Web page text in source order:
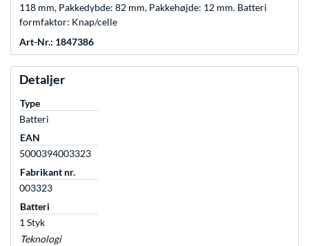
118 mm, Pakkedybde: 82 mm, Pakkehøjde: 12 mm. Batteri
formfaktor: Knap/celle
Art-Nr.: 1847386
Detaljer
Type
Batteri
EAN
5000394003323
Fabrikant nr.
003323
Batteri
1 Styk
Teknologi